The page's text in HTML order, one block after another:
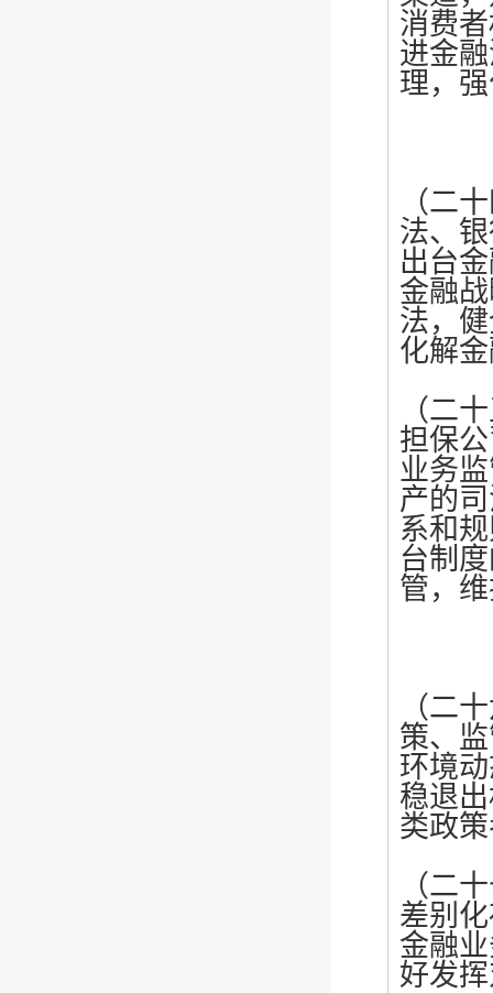
消费
进金
理，
（二
法、
出台
金融
法，
化解
（二
担保
业务
产的
系和
台制
管，
（二
策、
环境
稳退
类政
（二
差别
金融
好发